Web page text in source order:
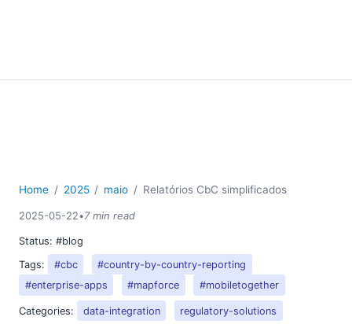
Home 2025 maio Relatórios CbC simplificados
2025-05-22•7 min read
Status: #blog
Tags:
#cbc
#country-by-country-reporting
#enterprise-apps
#mapforce #mobiletogether
Categories: data-integration regulatory-solutions